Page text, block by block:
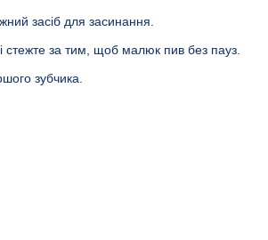
засіб для засинання.
стежте за тим, щоб малюк пив без пауз.
зубчика.